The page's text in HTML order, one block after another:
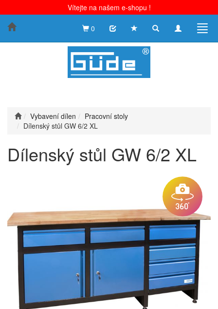
Vítejte na našem e-shopu !
Toggle
Toggle
0
Vybavení dílen
Pracovní stoly
Dílenský stůl GW 6/2 XL
Dílenský stůl GW 6/2 XL